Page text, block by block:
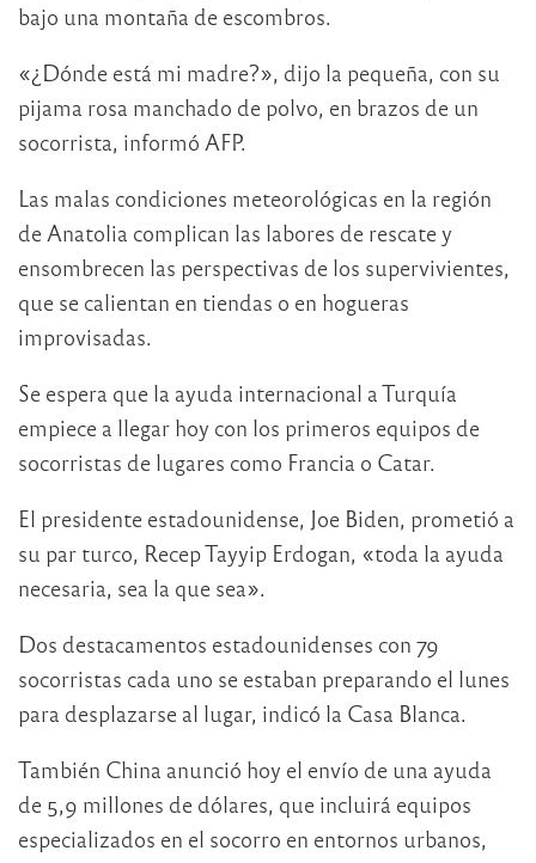
bajo una montaña de escombros.
«¿Dónde está mi madre?», dijo la pequeña, con su
pijama rosa manchado de polvo, en brazos de un
socorrista, informó AFP.
Las malas condiciones meteorológicas en la región
de Anatolia complican las labores de rescate y
ensombrecen las perspectivas de los supervivientes,
que se calientan en tiendas o en hogueras
improvisadas.
Se espera que la ayuda internacional a Turquía
empiece a llegar hoy con los primeros equipos de
socorristas de lugares como Francia o Catar.
El presidente estadounidense, Joe Biden, prometió a
su par turco, Recep Tayyip Erdogan, «toda la ayuda
necesaria, sea la que sea».
Dos destacamentos estadounidenses con 79
socorristas cada uno se estaban preparando el lunes
para desplazarse al lugar, indicó la Casa Blanca.
También China anunció hoy el envío de una ayuda
de 5,9 millones de dólares, que incluirá equipos
especializados en el socorro en entornos urbanos,